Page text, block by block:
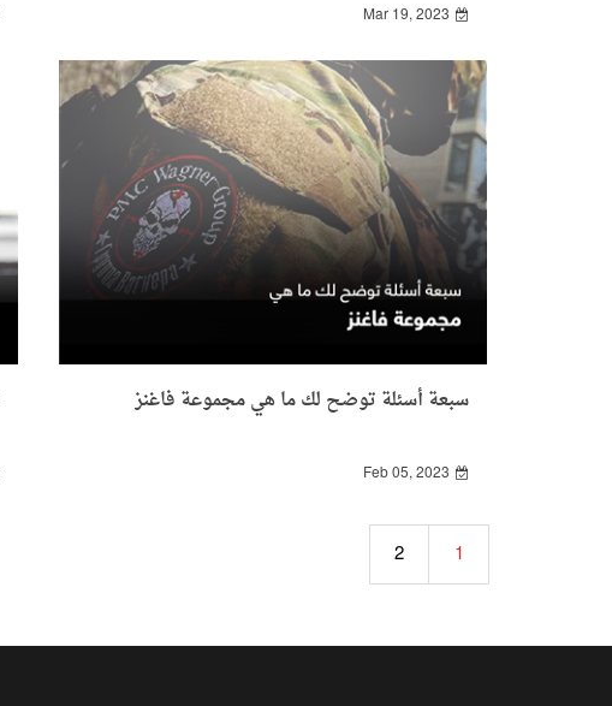
Mar 19, 2023
سبعة أسئلة توضح لك ما هي مجموعة فاغنز
Feb 05, 2023
1
2